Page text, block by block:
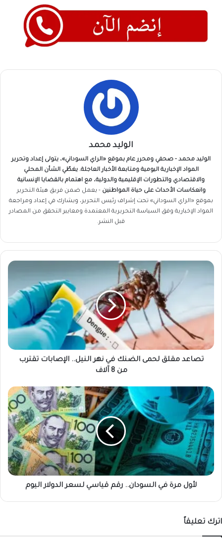
الوليد محمد
الوليد محمد - صحفي ومحرر عام بموقع «الراي السوداني»، يتولى إعداد وتحرير
المواد الإخبارية اليومية ومتابعة الأخبار العاجلة. يغطّي الشأن المحلي
والاقتصادي والتطورات الإقليمية والدولية، مع اهتمام بالقضايا الإنسانية
وانعكاسات الأحداث على حياة المواطنين - يعمل ضمن فريق هيئة التحرير
بموقع «الراي السوداني» تحت إشراف رئيس التحرير، ويشارك في إعداد ومراجعة
المواد الإخبارية وفق السياسة التحريرية المعتمدة ومعايير التحقق من المصادر
قبل النشر.
تصاعد
لحمى
الإصابات
تقترب
تصاعد مقلق لحمى الضنك في نهر النيل.. الإصابات تقترب
من 8 آلاف
لأول
مرة
في
السودان..
رقم
قياسي
لسعر
الدولار
اليوم
لأول مرة في السودان.. رقم قياسي لسعر الدولار اليوم
اترك تعليقاً